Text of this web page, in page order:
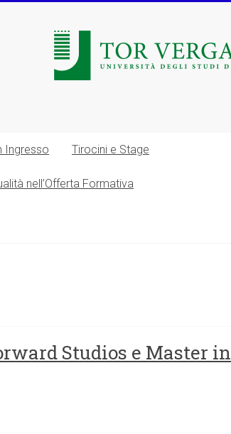
Ingresso Tirocini e Stage
nell’Offerta Formativa
Studios e Master in